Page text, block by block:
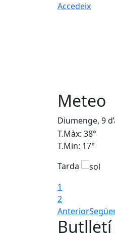
Accedeix
Meteo
Diumenge, 9
T.Màx: 38°
T.Min: 17°
Tarda
1
2
Anterior